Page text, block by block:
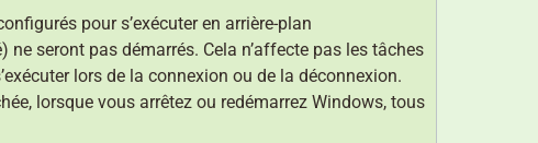
pour s’exécuter en arrière-plan
seront pas démarrés. Cela n’affecte pas les tâches
lors de la connexion ou de la déconnexion.
lorsque vous arrêtez ou redémarrez Windows, tous